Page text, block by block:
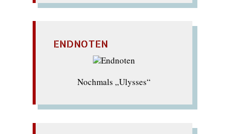
ENDNOTEN
Nochmals „Ulysses“